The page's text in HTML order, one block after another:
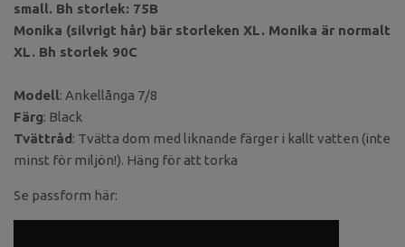
small. Bh storlek: 75B
Monika (silvrigt hår) bär storleken XL. Monika är normalt
XL. Bh storlek 90C
Modell: Ankellånga 7/8
Färg: Black
Tvättråd: Tvätta dom med liknande färger i kallt vatten (inte
minst för miljön!). Häng för att torka
Se passform här: